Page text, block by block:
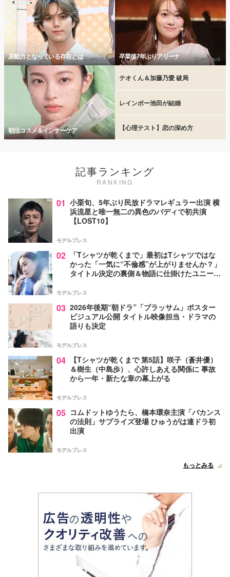
原動力となっている存在とは 卒業後7年ぶりアリーナ
朝活コスメ＆インナーケア
テオくん＆加藤乃愛 破局
レインボー池田が結婚
【心理テスト】恋の深め方
記事ランキング
RANKING
01 小栗旬、5年ぶり民放ドラマレギュラー出演 横
浜流星と唯一無二の異色のバディで初共演
【LOST10】
モデルプレス
02
「Tシャツが乾くまで」最初はTシャツではな
かった「一気に“不倫感”が上がりませんか？」
タイトル決定の裏側＆物語に仕掛けたユニーク
モデルプレス
03 2026年後期“朝ドラ”「ブラッサム」ポスター
ビジュアル公開 タイトル映像担当・ドラマの
語りも決定
モデルプレス
04
【Tシャツが乾くまで 第5話】咲子（蒼井優）
＆樹生（中島歩）、心許しあえる関係に 事故
から一年・新たな章の幕上がる
モデルプレス
05 コムドットゆうたら、橋本環奈主演「バカンス
の法則」サプライズ登場 ひゅうがは連ドラ初
出演
モデルプレス
もっとみる